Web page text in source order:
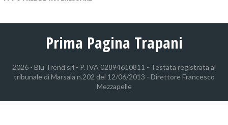
Prima Pagina Trapani
2026 - Blu Trend srl - P. IVA 02894610811 - Testata registrata al
tribunale di Marsala n.202 del 12/06/2013 - Direttore Francesco
Mezzapelle